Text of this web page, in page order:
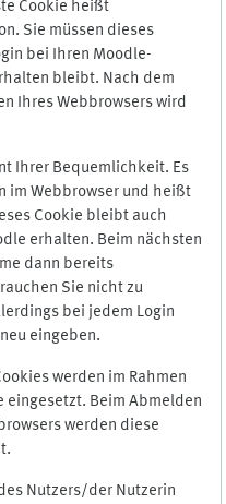
Cookie heißt
Sie müssen dieses
bei Ihren Moodle-
bleibt. Nach dem
Ihres Webbrowsers wird
Ihrer Bequemlichkeit. Es
im Webbrowser und heißt
Cookie bleibt auch
erhalten. Beim nächsten
dann bereits
Sie nicht zu
bei jedem Login
eingeben.
werden im Rahmen
eingesetzt. Beim Abmelden
werden diese
Nutzers/der Nutzerin